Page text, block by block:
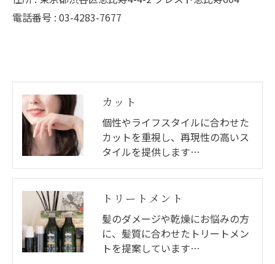
電話番号 : 03-4283-7677
カット
個性やライフスタイルに合わせた
カットを重視し、再現性の高いス
タイルを提供します…
トリートメント
髪のダメージや乾燥にお悩みの方
に、髪質に合わせたトリートメン
トを提案しています…